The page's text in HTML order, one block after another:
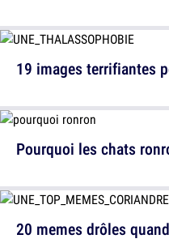
19 images terrifiantes
20 memes drôles
Pourquoi les chats